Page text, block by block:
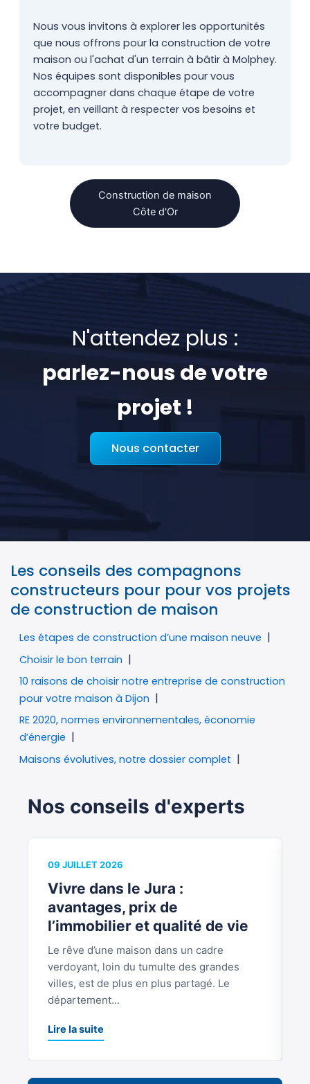
Nous vous invitons à explorer les opportunités
que nous offrons pour la construction de votre
maison ou l'achat d'un terrain à bâtir à Molphey.
Nos équipes sont disponibles pour vous
accompagner dans chaque étape de votre
projet, en veillant à respecter vos besoins et
votre budget.
Construction de maison
Côte d'Or
N'attendez plus :
parlez-nous de votre
projet !
Nous contacter
Les conseils des compagnons
constructeurs pour pour vos projets
de construction de maison
Les étapes de construction d’une maison neuve
Choisir le bon terrain
10 raisons de choisir notre entreprise de construction
pour votre maison à Dijon
RE 2020, normes environnementales, économie
d’énergie
Maisons évolutives, notre dossier complet
Nos conseils d'experts
09 JUILLET 2026
Vivre dans le Jura :
avantages, prix de
l’immobilier et qualité de vie
Le rêve d’une maison dans un cadre
verdoyant, loin du tumulte des grandes
villes, est de plus en plus partagé. Le
département...
Lire la suite